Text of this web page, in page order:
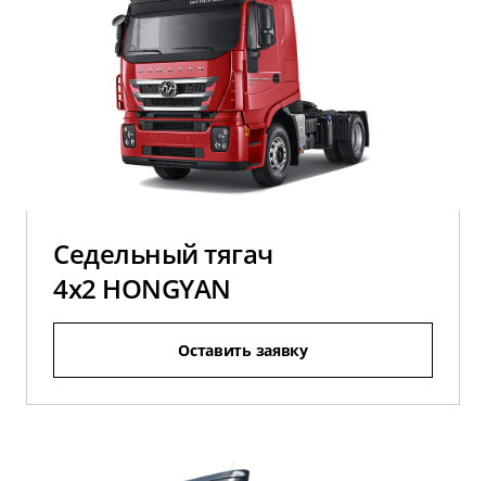
Седельный тягач
4x2 HONGYAN
Оставить заявку